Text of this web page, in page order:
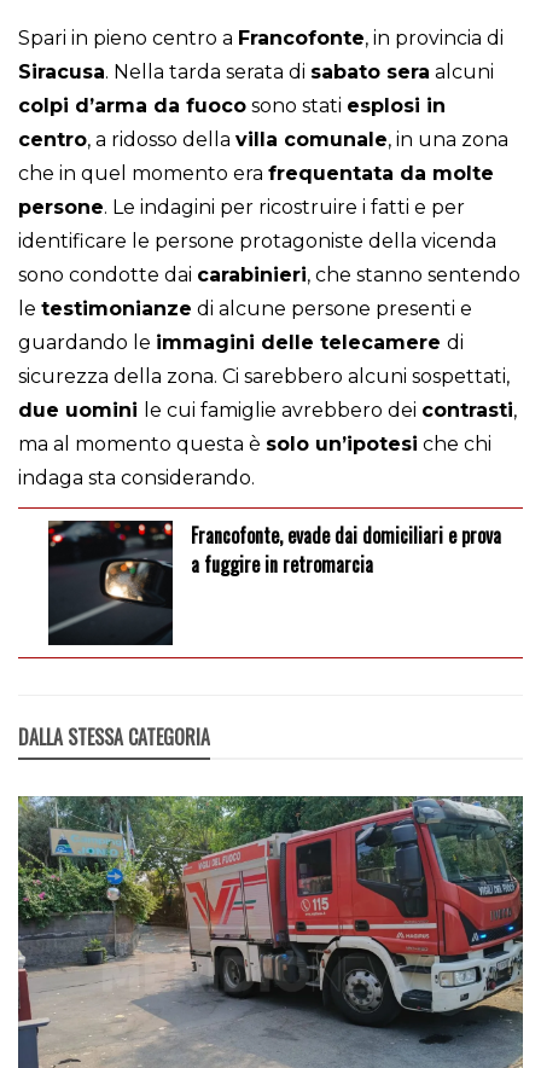
Spari in pieno centro a Francofonte, in provincia di
Siracusa. Nella tarda serata di sabato sera alcuni
colpi d’arma da fuoco sono stati esplosi in
centro, a ridosso della villa comunale, in una zona
che in quel momento era frequentata da molte
persone. Le indagini per ricostruire i fatti e per
identificare le persone protagoniste della vicenda
sono condotte dai carabinieri, che stanno sentendo
le testimonianze di alcune persone presenti e
guardando le immagini delle telecamere di
sicurezza della zona. Ci sarebbero alcuni sospettati,
due uomini le cui famiglie avrebbero dei contrasti,
ma al momento questa è solo un’ipotesi che chi
indaga sta considerando.
Francofonte, evade dai domiciliari e prova
a fuggire in retromarcia
DALLA STESSA CATEGORIA